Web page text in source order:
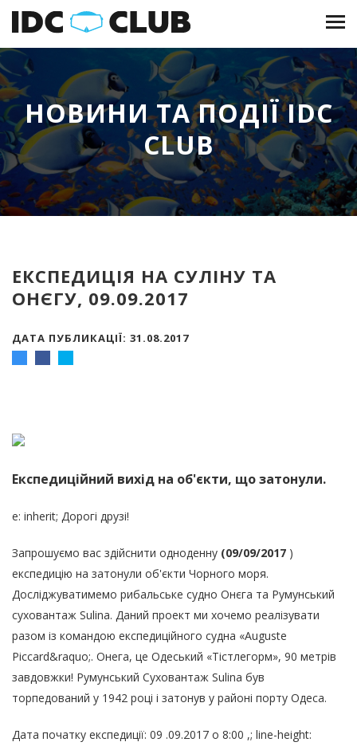
НОВИНИ ТА ПОДІЇ IDC
CLUB
ЕКСПЕДИЦІЯ НА СУЛІНУ ТА
ОНЄГУ, 09.09.2017
ДАТА ПУБЛИКАЦІЇ: 31.08.2017
Експедиційний вихід на об'єкти, що затонули.
e: inherit; Дорогі друзі!
Запрошуємо вас здійснити одноденну (09/09/2017 )
експедицію на затонули об'єкти Чорного моря.
Досліджуватимемо рибальське судно Онєга та Румунський
суховантаж Sulina. Даний проект ми хочемо реалізувати
разом із командою експедиційного судна «Auguste
Piccard&raquo;. Онега, це Одеський «Тістлегорм», 90 метрів
завдовжки! Румунський Суховантаж Sulina був
торпедований у 1942 році і затонув у районі порту Одеса.
Дата початку експедиції: 09 .09.2017 о 8:00 ,; line-height: